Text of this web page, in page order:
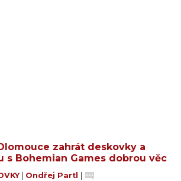
zahrát deskovky a
s Bohemian Games dobrou věc
Ondřej Partl